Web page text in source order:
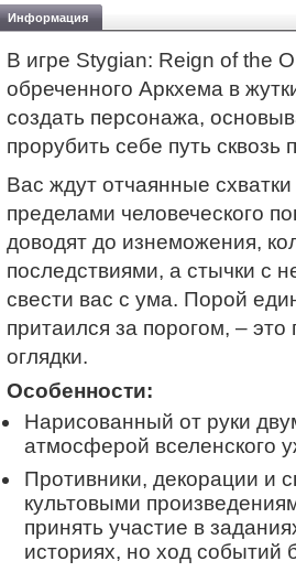
Информация
В игре Stygian: Reign of the
обреченного Аркхема в
создать персонажа,
прорубить себе путь
Вас ждут отчаянные
пределами человеческого
доводят до изнеможения,
последствиями, а стычки с
свести вас с ума. Порой
притаился за порогом, –
оглядки.
Особенности:
Нарисованный от руки
атмосферой вселенского
Противники, декорации и
культовыми
принять участие в
историях, но ход событий